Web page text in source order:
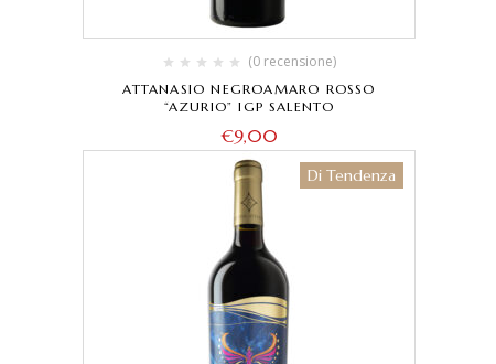
(0 recensione)
ATTANASIO NEGROAMARO ROSSO
“AZURIO” IGP SALENTO
€9,00
Di Tendenza